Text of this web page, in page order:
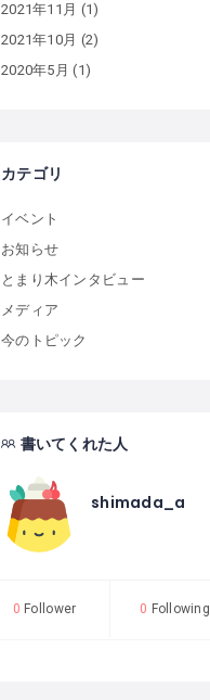
2021年11月 (1)
2021年10月 (2)
2020年5月 (1)
カテゴリ
イベント
お知らせ
とまり木インタビュー
メディア
今のトピック
書いてくれた人
shimada_a
0 Follower 0 Following